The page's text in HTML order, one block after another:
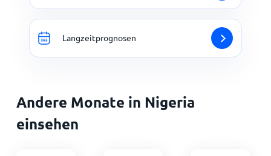
Langzeitprognosen
Andere Monate in Nigeria
einsehen